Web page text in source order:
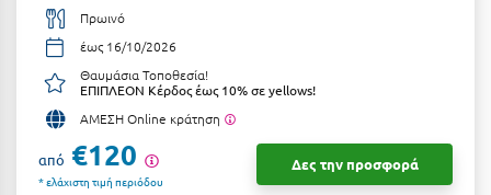
Ξυλόκαστρο
Ορεινή Αρκαδία
Ορεινή Ναυπακτία
Πρωινό
έως 16/10/2026
Θαυμάσια Τοποθεσία!
ΕΠΙΠΛΕΟΝ Κέρδος έως 10% σε yellows!
ΑΜΕΣΗ Online κράτηση
από €120
* ελάχιστη τιμή περιόδου
Δες την προσφορά